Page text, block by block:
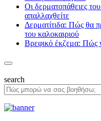
Οι δερματοπάθειες
απαλλαχθείτε
Δερματίτιδα: Πώς θα
του καλοκαιριού
Βρεφικό έκζεμα: Πώς
search